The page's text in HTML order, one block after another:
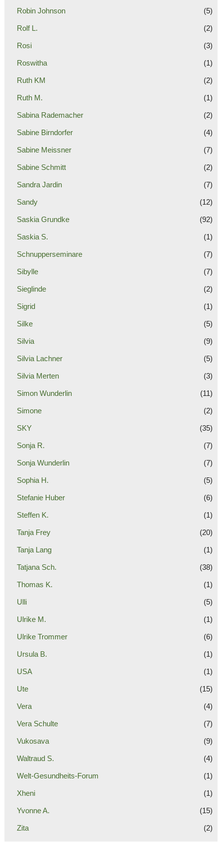
Robin Johnson (5)
Rolf L. (2)
Rosi (3)
Roswitha (1)
Ruth KM (2)
Ruth M. (1)
Sabina Rademacher (2)
Sabine Birndorfer (4)
Sabine Meissner (7)
Sabine Schmitt (2)
Sandra Jardin (7)
Sandy (12)
Saskia Grundke (92)
Saskia S. (1)
Schnupperseminare (7)
Sibylle (7)
Sieglinde (2)
Sigrid (1)
Silke (5)
Silvia (9)
Silvia Lachner (5)
Silvia Merten (3)
Simon Wunderlin (11)
Simone (2)
SKY (35)
Sonja R. (7)
Sonja Wunderlin (7)
Sophia H. (5)
Stefanie Huber (6)
Steffen K. (1)
Tanja Frey (20)
Tanja Lang (1)
Tatjana Sch. (38)
Thomas K. (1)
Ulli (5)
Ulrike M. (1)
Ulrike Trommer (6)
Ursula B. (1)
USA (1)
Ute (15)
Vera (4)
Vera Schulte (7)
Vukosava (9)
Waltraud S. (4)
Welt-Gesundheits-Forum (1)
Xheni (1)
Yvonne A. (15)
Zita (2)